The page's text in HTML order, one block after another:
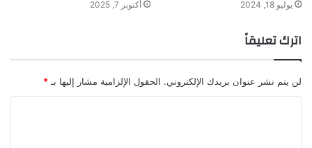
يوليو 18, 2024 أكتوبر 7, 2025
اترك تعليقاً
لن يتم نشر عنوان بريدك الإلكتروني. الحقول الإلزامية مشار إليها بـ *